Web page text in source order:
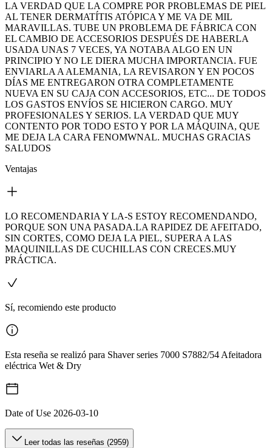
LA VERDAD QUE LA COMPRE POR PROBLEMAS DE PIEL
AL TENER DERMATÍTIS ATÓPICA Y ME VA DE MIL
MARAVILLAS. TUBE UN PROBLEMA DE FÁBRICA CON
EL CAMBIO DE ACCESORIOS DESPUÉS DE HABERLA
USADA UNAS 7 VECES, YA NOTABA ALGO EN UN
PRINCIPIO Y NO LE DIERA MUCHA IMPORTANCIA. FUE
ENVIARLA A ALEMANIA, LA REVISARON Y EN POCOS
DÍAS ME ENTREGARON OTRA COMPLETAMENTE
NUEVA EN SU CAJA CON ACCESORIOS, ETC... DE TODOS
LOS GASTOS ENVÍOS SE HICIERON CARGO. MUY
PROFESIONALES Y SERIOS. LA VERDAD QUE MUY
CONTENTO POR TODO ESTO Y POR LA MÁQUINA, QUE
ME DEJA LA CARA FENOMWNAL. MUCHAS GRACIAS
SALUDOS
Ventajas
LO RECOMENDARIA Y LA-S ESTOY RECOMENDANDO,
PORQUE SON UNA PASADA.LA RAPIDEZ DE AFEITADO,
SIN CORTES, COMO DEJA LA PIEL, SUPERA A LAS
MAQUINILLAS DE CUCHILLAS CON CRECES.MUY
PRÁCTICA.
Sí, recomiendo este producto
Esta reseña se realizó para Shaver series 7000 S7882/54 Afeitadora
eléctrica Wet & Dry
Date of Use 2026-03-10
Leer todas las reseñas (2959)